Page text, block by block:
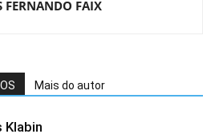
FERNANDO FAIX
Mais do autor
Klabin